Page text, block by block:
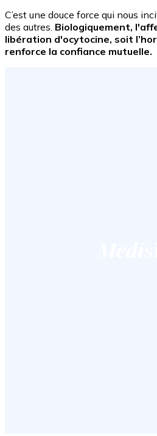
C’est une douce force qui nous
des autres. Biologiquement,
libération d'ocytocine, soit
renforce la confiance mutuelle.